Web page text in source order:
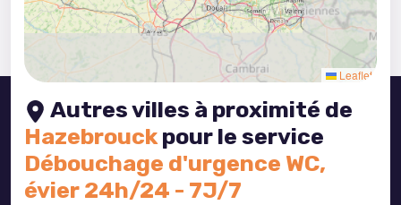
Leaflet
Autres villes à proximité de
Hazebrouckpour le service
Débouchage d'urgence WC,
évier 24h/24 - 7J/7